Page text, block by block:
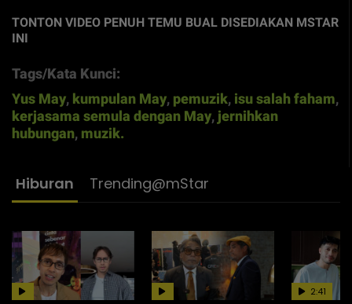
TONTON VIDEO PENUH TEMU BUAL DISEDIAKAN MSTAR
INI
Tags/Kata Kunci:
Yus May, kumpulan May, pemuzik, isu salah faham,
kerjasama semula dengan May, jernihkan
hubungan, muzik.
Hiburan Trending@mStar
2:41